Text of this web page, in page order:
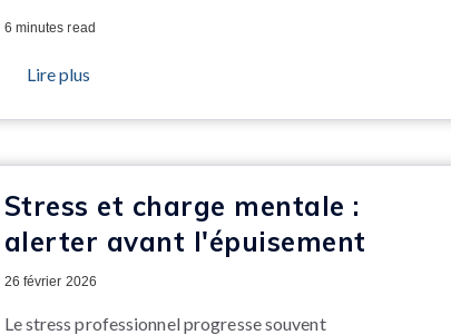
6 minutes read
Lire plus
Stress et charge mentale :
alerter avant l'épuisement
26 février 2026
Le stress professionnel progresse souvent